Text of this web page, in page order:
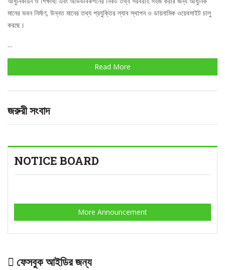
মানের ভবন নির্মাণ, উন্নত মানের তথ্য প্রযুক্তির ল্যাব স্থাপন ও ডায়নামিক ওয়েবসাইট চালু
করছে।
...
Read More
জরুরী সংবাদ
NOTICE BOARD
More Announcement
ফেসবুক আইডির জন্য